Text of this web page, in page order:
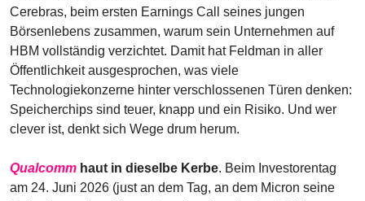
Cerebras, beim ersten Earnings Call seines jungen
Börsenlebens zusammen, warum sein Unternehmen auf
HBM vollständig verzichtet. Damit hat Feldman in aller
Öffentlichkeit ausgesprochen, was viele
Technologiekonzerne hinter verschlossenen Türen denken:
Speicherchips sind teuer, knapp und ein Risiko. Und wer
clever ist, denkt sich Wege drum herum.
Qualcomm haut in dieselbe Kerbe. Beim Investorentag
am 24. Juni 2026 (just an dem Tag, an dem Micron seine